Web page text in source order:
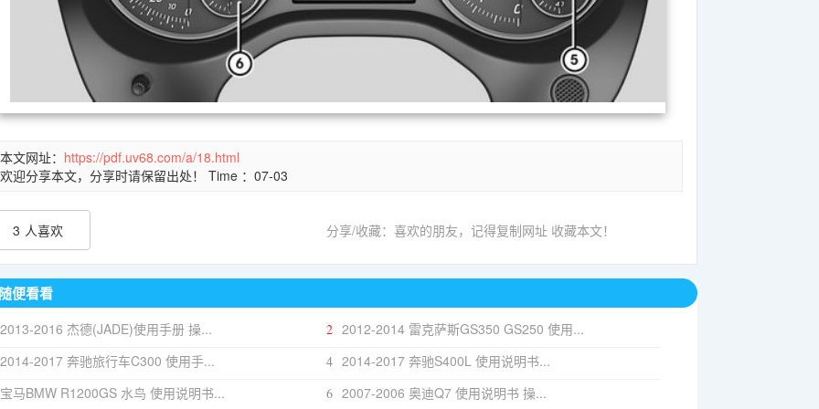
本文网址： https://pdf.uv68.com/a/18.html
欢迎分享本文，分享时请保留出处！ Time ：07-03
3 人喜欢 分享/收藏：喜欢的朋友，记得复制网址 收藏本文！
随便看看
2013-2016 杰德(JADE)使用手册 操... 2 2012-2014 雷克萨斯GS350 GS250 使用...
2014-2017 奔驰旅行车C300 使用手... 4 2014-2017 奔驰S400L 使用说明书...
宝马BMW R1200GS 水鸟 使用说明书... 6 2007-2006 奥迪Q7 使用说明书 操...